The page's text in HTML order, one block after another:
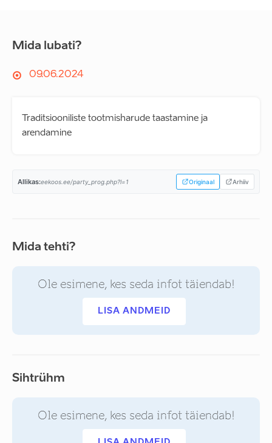
Mida lubati?
09.06.2024
Traditsiooniliste tootmisharude taastamine ja
arendamine
Allikas:eekoos.ee/party_prog.php?l=1 Originaal Arhiiv
Mida tehti?
Ole esimene, kes seda infot täiendab!
LISA ANDMEID
Sihtrühm
Ole esimene, kes seda infot täiendab!